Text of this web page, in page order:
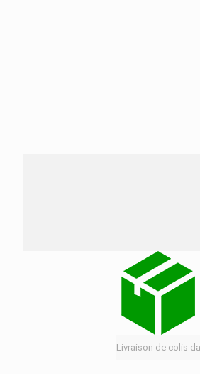
Livraison de colis